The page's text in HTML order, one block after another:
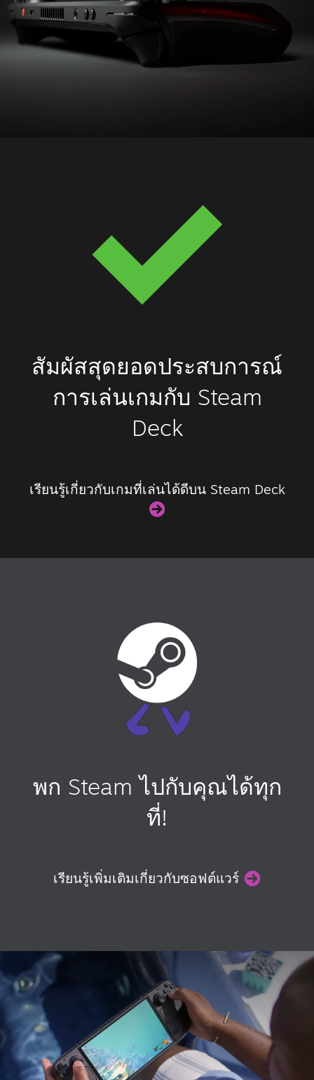
สัมผัสสุดยอดประสบการณ์
การเล่นเกมกับ Steam
Deck
เรียนรู้เกี่ยวกับเกมที่เล่นได้ดีบน Steam Deck
พก Steam ไปกับคุณได้ทุก
ที่!
เรียนรู้เพิ่มเติมเกี่ยวกับซอฟต์แวร์